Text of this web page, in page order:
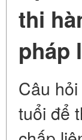
thi
pháp
Câu
tuổi để